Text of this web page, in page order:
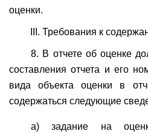
оценки.
III. Требования к
8. В отчете об оценке
составления отчета и его
вида объекта оценки в
содержаться следующие
а) задание на